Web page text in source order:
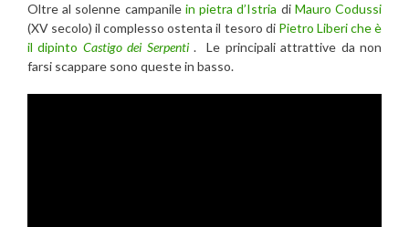
Oltre al solenne campanile in pietra d’Istria di Mauro Codussi
(XV secolo) il complesso ostenta il tesoro di Pietro Liberi che è
il dipinto Castigo dei Serpenti. Le principali attrattive da non
farsi scappare sono queste in basso.